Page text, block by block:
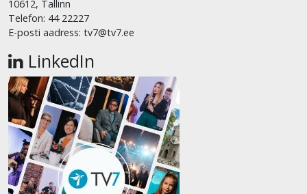
10612, Tallinn
Telefon: 44 22227
E-posti aadress: tv7@tv7.ee
LinkedIn